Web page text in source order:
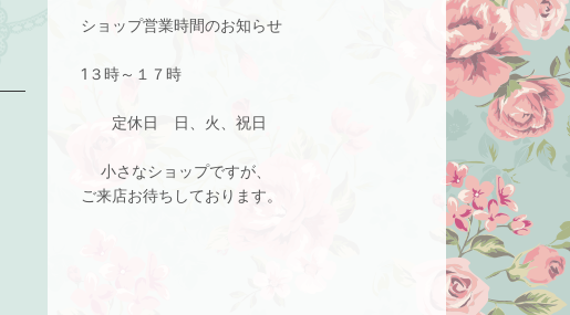
ショップ営業時間のお知らせ
1３時～１７時
定休日 日、火、祝日
小さなショップですが、
ご来店お待ちしております。